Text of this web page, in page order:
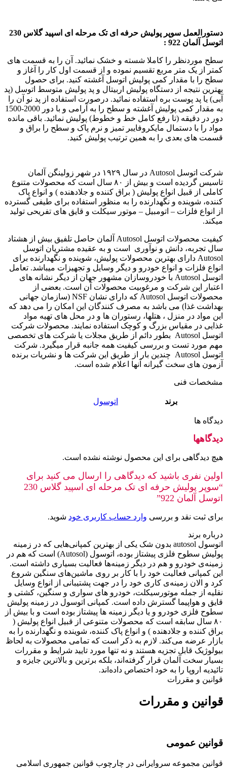
دستورالعمل سوپر پولیش حرفه ای تک مرحله ای اسپید گلاس 230
اتوسل آلمان 922 :
سطح موردنظر را کاملا شسته و خشک نمائید. آن را به قسمت های
کمتر از یک متر مربع تقسیم نموده و از قسمت اول کار را آغاز و
سطح را با مقدار کمی پولیش اتوسل آغشته کنید. برای حصول
بهترین نتیجه از دستگاه پولیش اربیتال و پد پولیش متوسط اتوسل (پد
آبی) یا پد پوست بره استفاده نمائید. درصورت استفاده از پد نو آن را
به مقدار کمی پولیش آغشته و سطح را به آرامی و با دور 2000-1500
دور در دقیقه (تا رفع کامل خط و خطوط) پولیش نمائید. باقی مانده
مواد را با دستمال مایکروفایبر تمیز و نرم پاک و سطح را براق و
قسمت های بعدی را به همین ترتیب پولیش کنید.
شرکت اتوسل Autosol در سال ۱۹۲۹ در شهر زولینگن آلمان
تاسیس گردیده است و بیش از ۸۰ سال است که محصولات متنوع
کاملی از قبیل انواع پولیش ( براق کننده و جلادهنده ) و انواع پاک
کننده، شوینده و نگهدارنده را به منظور استفاده برای طیفی گسترده
از انواع فلزات – اتومبیل – موتور سیکلت و قایق های تفریحی تولید
میکند.
کیفیت محصولات اتوسل Autosol آلمان حاصل تلفیق بیش از هشتاد
سال تجربه، دانش و نوآوری است و به عقیده مشتریان اتوسل
Autosol دارای بهترین محصولات پولیش، شوینده و نگهدارنده برای
انواع فلزات و انواع خودرو و دیگر وسایل و تجهیزات میباشد. تعامل
اتوسل Autosol با خودروسازان مشهور جهان از دیگر نشانه های
اعتبار این شرکت و مرغوبیت محصولات آن است. بعضی از
محصولات اتوسل Autosol که دارای نشان NSF (سازمان جهانی
بهداشت غذا) می باشد به مصرف کنندگان این امکان را می دهد که
این مواد در منزل ، هتلها، رستوران ها و در محل های تهیه مواد
غذایی در مقیاس بزرگ و کوچک استفاده نمایند. محصولات شرکت
اتوسل Autosol بطور دائم از طریق مجلات یا شرکت های تخصصی
مهم مورد تست و بررسی کیفیت همه جانبه قرار میگیرد. شرکت
اتوسل Autosol چندین بار از طریق این شرکت ها و نشریات برنده
آزمون های سخت گیرانه آنها اعلام شده است.
مشخصات فنی
برند اتوسول
دیدگاه ها
دیدگاهها
هیچ دیدگاهی برای این محصول نوشته نشده است.
اولین نفری باشید که دیدگاهی را ارسال می کنید برای
“سوپر پولیش حرفه ای تک مرحله ای اسپید گلاس 230
اتوسل آلمان 922”
برای ثبت نقد و بررسی وارد حساب کاربری خود شوید.
درباره برند
اتوسول autosol بدون شک یکی از بهترین کمپانی‌هایی که در زمینه
پولیش سطوح فلزی پیشتاز بوده، اتوسول (Autosol) است که هم در
زمینه‌ی خودرو و هم در دیگر زمینه‌ها فعالیت بسیاری داشته است.
این کمپانی فعالیت خود را با کار بر روی ماشین‌های سنگین شروع
کرد و الان زمینه‌ی کاری خود را در جهت پشتیبانی از انواع وسایل
نقلیه از جمله موتورسیکلت، خودرو های سواری و سنگین، کشتی و
قایق و هواپیما گسترش داده است. کمپانی اتوسول در زمینه پولیش
سطوح فلزی خودرو و یا دیگر زمینه ها پیشتاز بوده است و با بیش از
۸۰ سال سابقه است که محصولات متنوعی از قبیل انواع پولیش (
براق کننده و جلادهنده ) و انواع پاک کننده، شوینده و نگهدارنده را به
بازار عرضه می‌کند. لازم به ذکر است که تمامی محصولات به لحاظ
بیولوژیک قابل تجزیه هستند و نه تنها مورد تایید شرایط و مقررات
بسیار سخت آلمان قرار گرفته‌اند، بلکه برترین و بالاترین جایزه و
تائیدیه اروپا را به خود اختصاص داده‌اند.
قوانین و مقررات
قوانین و مقررات
قوانین عمومی
قوانین مجموعه سروایرانی در چارچوب قوانین جمهوری اسلامی